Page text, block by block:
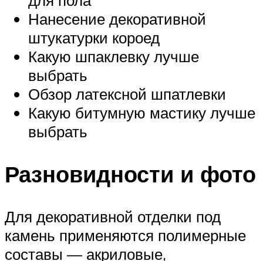
Нанесение декоративной
штукатурки короед
Какую шпаклевку лучше
выбрать
Обзор латексной шпатлевки
Какую битумную мастику лучше
выбрать
Разновидности и фото
Для декоративной отделки под
камень применяются полимерные
составы — акриловые,